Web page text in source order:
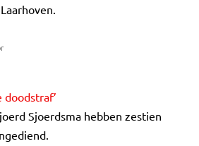
doodstraf’
Sjoerdsma hebben zestien